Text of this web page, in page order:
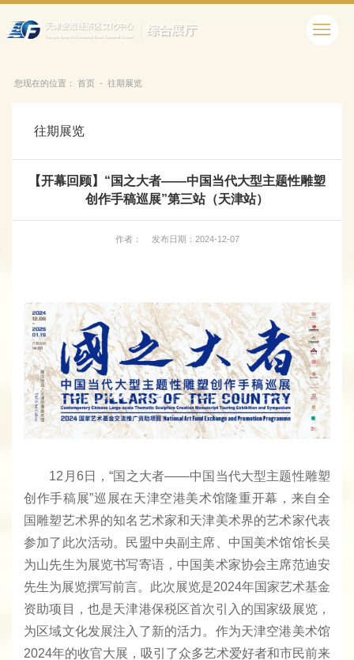
您现在的位置： 首页 - 往期展览
往期展览
【开幕回顾】“国之大者——中国当代大型主题性雕塑
创作手稿巡展”第三站（天津站）
作者： 发布日期：2024-12-07
12月6日，“国之大者——中国当代大型主题性雕塑
创作手稿展”巡展在天津空港美术馆隆重开幕，来自全
国雕塑艺术界的知名艺术家和天津美术界的艺术家代表
参加了此次活动。民盟中央副主席、中国美术馆馆长吴
为山先生为展览书写寄语，中国美术家协会主席范迪安
先生为展览撰写前言。此次展览是2024年国家艺术基金
资助项目，也是天津港保税区首次引入的国家级展览，
为区域文化发展注入了新的活力。作为天津空港美术馆
2024年的收官大展，吸引了众多艺术爱好者和市民前来